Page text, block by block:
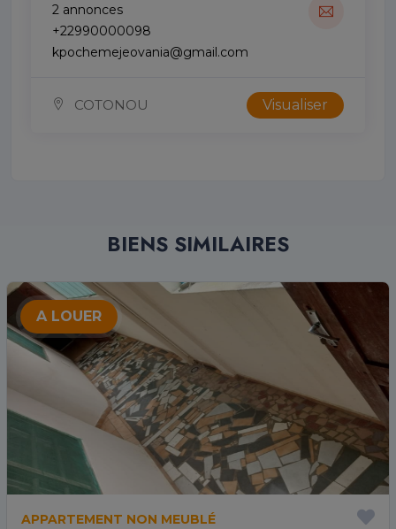
2 annonces
+22990000098
kpochemejeovania@gmail.com
COTONOU Visualiser
BIENS SIMILAIRES
A LOUER
APPARTEMENT NON MEUBLÉ